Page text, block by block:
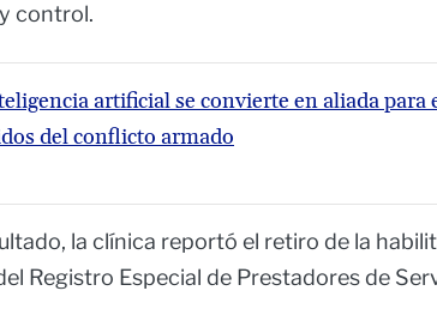
control.
artificial se convierte en aliada para
del conflicto armado
la clínica reportó el retiro de la
Registro Especial de Prestadores de